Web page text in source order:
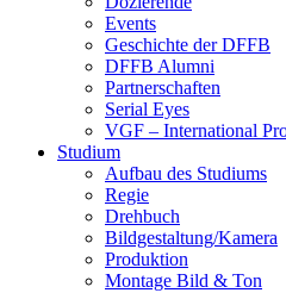
Events
Geschich­te der DFFB
DFFB Alum­ni
Part­ner­schaf­ten
Seri­al Eyes
VGF – Inter­na­tio­nal
Stu­di­um
Auf­bau des Stu­di­ums
Regie
Dreh­buch
Bildgestaltung/​​Kamera
Pro­duk­ti­on
Mon­ta­ge Bild & Ton